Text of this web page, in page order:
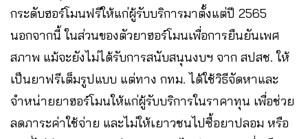
กระดับฮอร์โมนฟรีให้แก่ผู้รับบริการมาตั้งแต่ปี 2565
นอกจากนี้ ในส่วนของตัวยาฮอร์โมนเพื่อการยืนยันเพศ
สภาพ แม้จะยังไม่ได้รับการสนับสนุนงบฯ จาก สปสช. ให้
เป็นยาฟรีเต็มรูปแบบ แต่ทาง กทม. ได้ใช้วิธีจัดหาและ
จำหน่ายยาฮอร์โมนให้แก่ผู้รับบริการในราคาทุน เพื่อช่วย
ลดภาระค่าใช้จ่าย และไม่ให้เยาวชนไปซื้อยาปลอม หรือ